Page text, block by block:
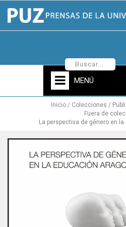
MENÚ
Inicio Colecciones
Fuera de
La perspectiva de género en